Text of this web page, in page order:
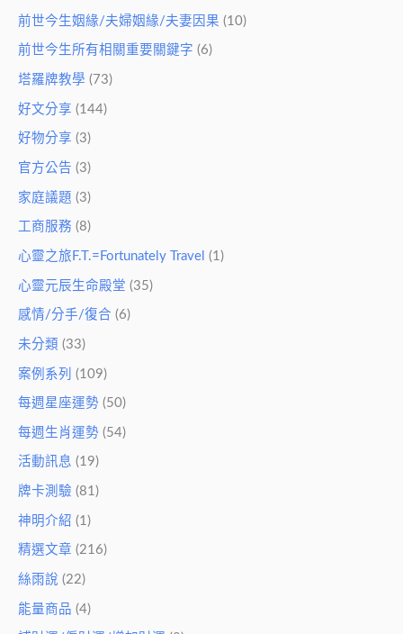
前世今生姻緣/夫婦姻緣/夫妻因果 (10)
前世今生所有相關重要關鍵字 (6)
塔羅牌教學 (73)
好文分享 (144)
好物分享 (3)
官方公告 (3)
家庭議題 (3)
工商服務 (8)
心靈之旅F.T.=Fortunately Travel (1)
心靈元辰生命殿堂 (35)
感情/分手/復合 (6)
未分類 (33)
案例系列 (109)
每週星座運勢 (50)
每週生肖運勢 (54)
活動訊息 (19)
牌卡測驗 (81)
神明介紹 (1)
精選文章 (216)
絲雨說 (22)
能量商品 (4)